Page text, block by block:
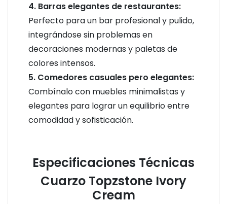
4. Barras elegantes de restaurantes:
Perfecto para un bar profesional y pulido,
integrándose sin problemas en
decoraciones modernas y paletas de
colores intensos.
5. Comedores casuales pero elegantes:
Combínalo con muebles minimalistas y
elegantes para lograr un equilibrio entre
comodidad y sofisticación.
Especificaciones Técnicas
Cuarzo Topzstone Ivory
Cream